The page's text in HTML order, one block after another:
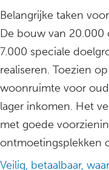
Belangrijke taken
De bouw van
7.000 speciale
realiseren. Toezien
woonruimte voor
lager inkomen. Het
met goede
ontmoetingsplekken
Veilig, betaalbaar,